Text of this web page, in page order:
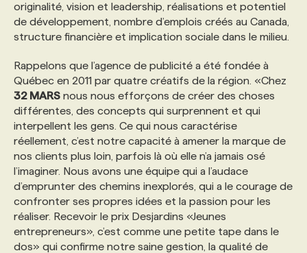
TENDANCES
ÉVÉNEMENTIEL
NOS AUTEUR‧RICES
ANNONCEZ AVEC NOUS
NOS FORMATEUR‧RICES
POURQUOI CHOISIR NOS FORMATIONS
NOS TARIFS
PROGRAMMES DE SUBVENTIONS
FAQ
ANNONCEZ AVEC NOUS
NOS EXPERTISES
FAQ
ANNONCEZ AVEC NOUS
originalité, vision et leadership, réalisations et potentiel
de développement, nombre d’emplois créés au Canada,
structure financière et implication sociale dans le milieu.
Rappelons que l’agence de publicité a été fondée à
Québec en 2011 par quatre créatifs de la région. «Chez
32 MARS nous nous efforçons de créer des choses
différentes, des concepts qui surprennent et qui
interpellent les gens. Ce qui nous caractérise
réellement, c’est notre capacité à amener la marque de
nos clients plus loin, parfois là où elle n’a jamais osé
l’imaginer. Nous avons une équipe qui a l’audace
d’emprunter des chemins inexplorés, qui a le courage de
confronter ses propres idées et la passion pour les
réaliser. Recevoir le prix Desjardins «Jeunes
entrepreneurs», c’est comme une petite tape dans le
dos» qui confirme notre saine gestion, la qualité de